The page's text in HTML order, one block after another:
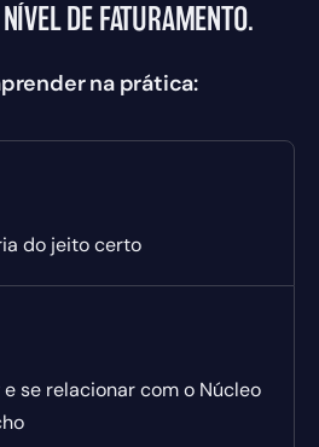
DE FATURAMENTO.
na prática:
do jeito certo
se relacionar com o Núcleo